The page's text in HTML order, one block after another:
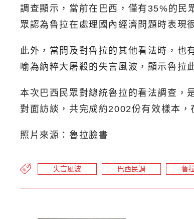
調查顯示，當前在巴西，僅有35%的民
眾認為魯拉在處理國內經濟問題時表現
此外，當問及對魯拉的其他看法時，也
喻為納粹大屠殺的失言風波，顯示魯拉
本次巴西民眾對總統魯拉的看法調查
對面訪談，共完成約2002份有效樣本
照片來源：魯拉臉書
失言風波 巴西民調 魯